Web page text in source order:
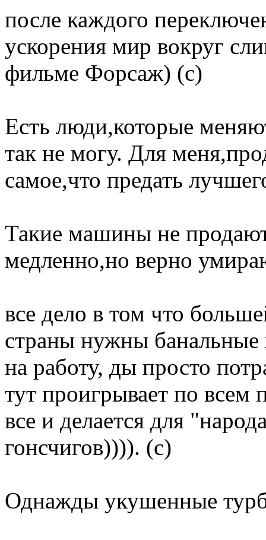
после каждого
ускорения мир вокруг
фильме Форсаж) (с)
Есть люди,которые
так не могу. Для
самое,что предать
Такие машины не
медленно,но верно
все дело в том что
страны нужны банальные
на работу, ды просто
тут проигрывает по
все и делается для
гонсчигов)))). (с)
Однажды укушенные